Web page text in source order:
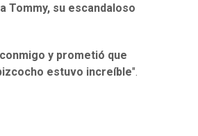
Tommy, su escandaloso
y prometió que
estuvo increíble".